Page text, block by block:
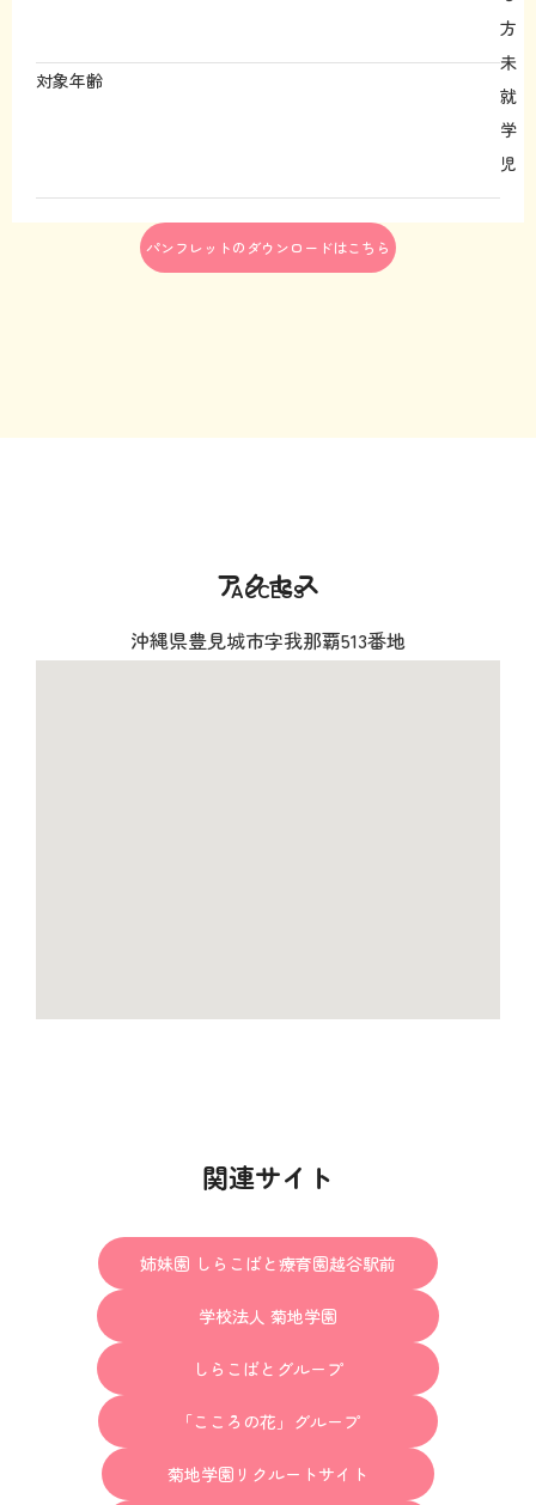
方
対象年齢
未
就
学
児
パンフレットのダウンロードはこちら
アクセス
ACCESS
沖縄県豊見城市字我那覇513番地
関連サイト
姉妹園 しらこばと療育園越谷駅前
学校法人 菊地学園
しらこばとグループ
「こころの花」グループ
菊地学園リクルートサイト